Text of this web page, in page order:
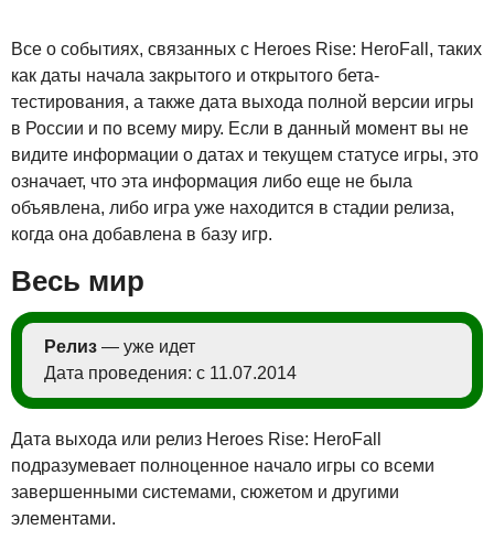
Все о событиях, связанных с Heroes Rise: HeroFall, таких
как даты начала закрытого и открытого бета-
тестирования, а также дата выхода полной версии игры
в России и по всему миру. Если в данный момент вы не
видите информации о датах и текущем статусе игры, это
означает, что эта информация либо еще не была
объявлена, либо игра уже находится в стадии релиза,
когда она добавлена в базу игр.
Весь мир
Релиз — уже идет
Дата проведения: с 11.07.2014
Дата выхода или релиз Heroes Rise: HeroFall
подразумевает полноценное начало игры со всеми
завершенными системами, сюжетом и другими
элементами.